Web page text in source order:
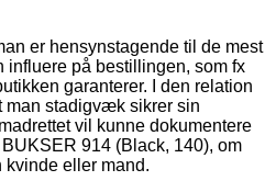
er hensynstagende til de mest
influere på bestillingen, som fx
garanterer. I den relation
man stadigvæk sikrer sin
vil kunne dokumentere
914 (Black, 140), om
kvinde eller mand.